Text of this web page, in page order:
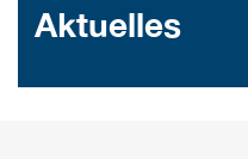
Aktuelles